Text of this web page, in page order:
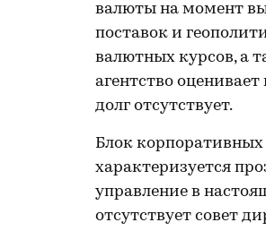
валюты на момент
поставок и
валютных курсов, а
агентство
долг отсутствует.
Блок корпоративных
характеризуется
управление в
отсутствует совет